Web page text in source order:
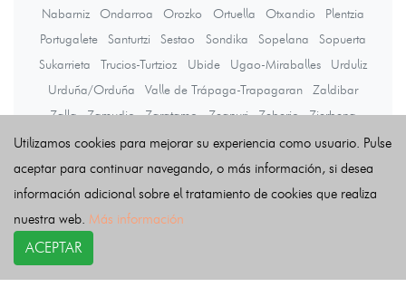
Nabarniz
Ondarroa Orozko Ortuella Otxandio
Plentzia
Portugalete
Santurtzi Sestao Sondika Sopelana
Sopuerta
Sukarrieta
Trucios-Turtzioz Ubide Ugao-Miraballes
Urduliz
Urduña/Orduña
Valle de Trápaga-Trapagaran
Zaldibar
Zalla
Zamudio Zaratamo Zeanuri Zeberio
Zierbena
Ziortza-Bolibar
Últimas noticias
Utilizamos cookies para mejorar su experiencia como usuario. Pulse
aceptar para continuar navegando, o más información, si desea
información adicional sobre el tratamiento de cookies que realiza
nuestra web. Más información
ACEPTAR